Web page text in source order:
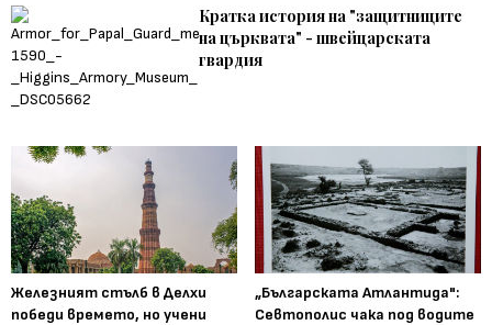
Кратка история на "защитниците
на църквата" - швейцарската
гвардия
Железният стълб в Делхи
победи времето, но учени
„Българската Атлантида":
Севтополис чака под водите